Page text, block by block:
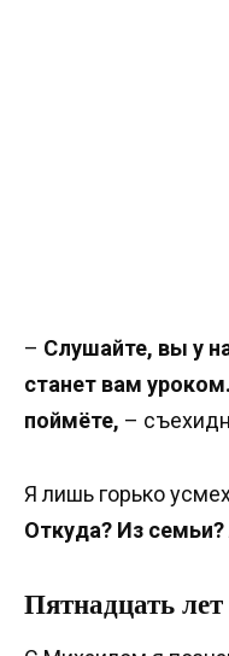
– Слушайте, вы у
станет вам
поймёте, –
Я лишь горько
Откуда? Из
Пятнадцать лет